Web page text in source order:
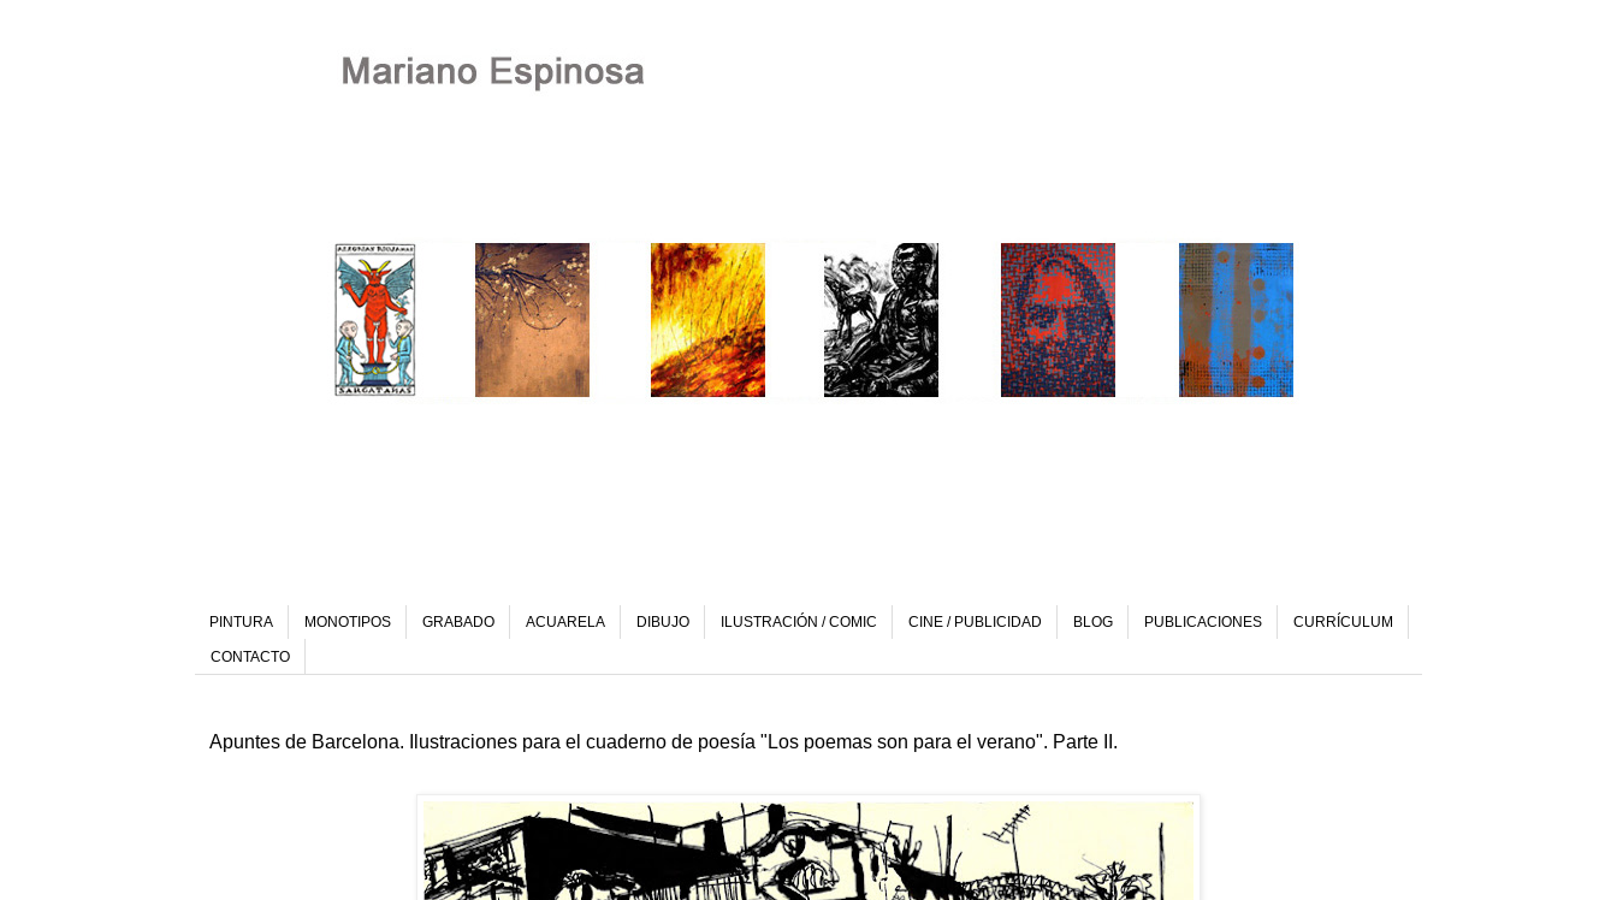
PINTURA MONOTIPOS GRABADO ACUARELA DIBUJO ILUSTRACIÓN / COMIC CINE / PUBLICIDAD BLOG PUBLICACIONES CURRÍCULUM
CONTACTO
Apuntes de Barcelona. Ilustraciones para el cuaderno de poesía "Los poemas son para el verano". Parte II.